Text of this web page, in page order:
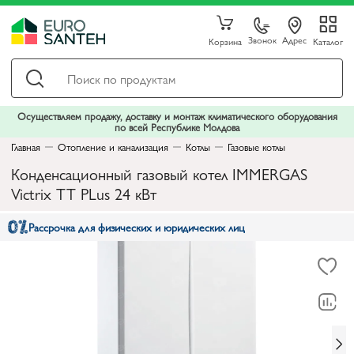
Корзина Звонок Адрес Каталог
Осуществляем продажу, доставку и монтаж климатического оборудования
по всей Республике Молдова
Главная
Отопление и канализация Котлы Газовые котлы
Конденсационный газовый котел IMMERGAS
Victrix TT PLus 24 кВт
Рассрочка для физических и юридических лиц